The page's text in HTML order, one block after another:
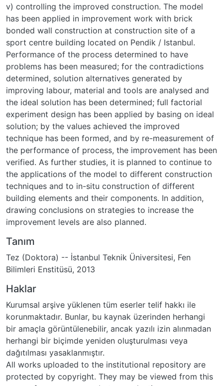
v) controlling the improved construction. The model
has been applied in improvement work with brick
bonded wall construction at construction site of a
sport centre building located on Pendik / Istanbul.
Performance of the process determined to have
problems has been measured; for the contradictions
determined, solution alternatives generated by
improving labour, material and tools are analysed and
the ideal solution has been determined; full factorial
experiment design has been applied by basing on ideal
solution; by the values achieved the improved
technique has been formed, and by re-measurement of
the performance of process, the improvement has been
verified. As further studies, it is planned to continue to
the applications of the model to different construction
techniques and to in-situ construction of different
building elements and their components. In addition,
drawing conclusions on strategies to increase the
improvement levels are also planned.
Tanım
Tez (Doktora) -- İstanbul Teknik Üniversitesi, Fen
Bilimleri Enstitüsü, 2013
Haklar
Kurumsal arşive yüklenen tüm eserler telif hakkı ile
korunmaktadır. Bunlar, bu kaynak üzerinden herhangi
bir amaçla görüntülenebilir, ancak yazılı izin alınmadan
herhangi bir biçimde yeniden oluşturulması veya
dağıtılması yasaklanmıştır.
All works uploaded to the institutional repository are
protected by copyright. They may be viewed from this